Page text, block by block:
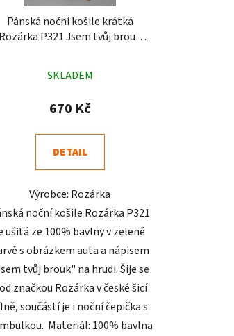
Pánská noční košile krátká
Rozárka P321 Jsem tvůj brouk
hodnocení
produktu
4,9
z
hvězdiček.
SKLADEM
670 Kč
DETAIL
Výrobce: Rozárka
noční košile Rozárka P321
ušitá ze 100% bavlny v zelené
s obrázkem auta a nápisem
tvůj brouk" na hrudi. Šije se
značkou Rozárka v české šicí
součástí je i noční čepička s
Materiál: 100% bavlna